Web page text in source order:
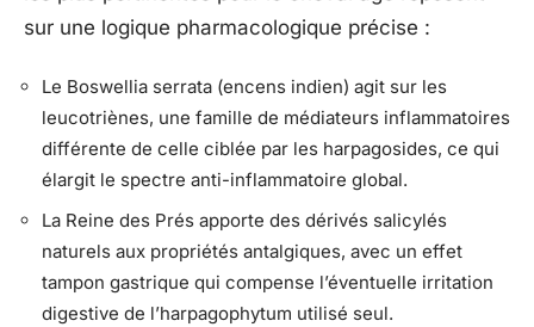
sur une logique pharmacologique précise :
Le Boswellia serrata (encens indien) agit sur les
leucotriènes, une famille de médiateurs inflammatoires
différente de celle ciblée par les harpagosides, ce qui
élargit le spectre anti-inflammatoire global.
La Reine des Prés apporte des dérivés salicylés
naturels aux propriétés antalgiques, avec un effet
tampon gastrique qui compense l’éventuelle irritation
digestive de l’harpagophytum utilisé seul.